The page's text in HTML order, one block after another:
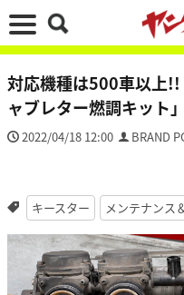
対応機種は500車以上
ャブレター燃調キット」
2022/04/18 12:00 BRAND
キースター メンテナンス